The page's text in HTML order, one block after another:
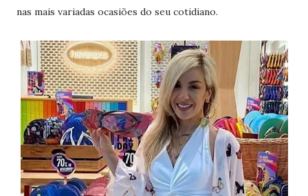
nas mais variadas ocasiões do seu cotidiano.